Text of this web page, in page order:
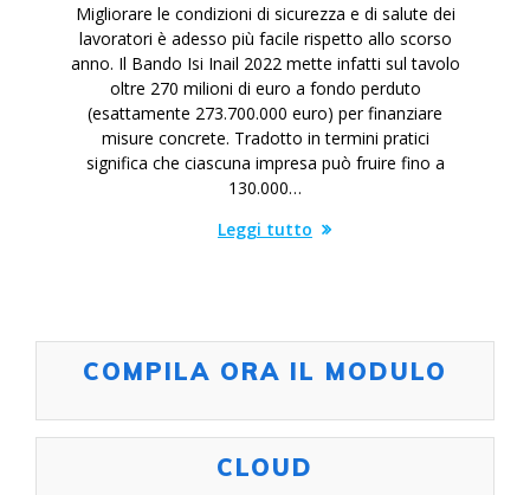
Migliorare le condizioni di sicurezza e di salute dei
lavoratori è adesso più facile rispetto allo scorso
anno. Il Bando Isi Inail 2022 mette infatti sul tavolo
oltre 270 milioni di euro a fondo perduto
(esattamente 273.700.000 euro) per finanziare
misure concrete. Tradotto in termini pratici
significa che ciascuna impresa può fruire fino a
130.000…
Leggi tutto
COMPILA ORA IL MODULO
CLOUD